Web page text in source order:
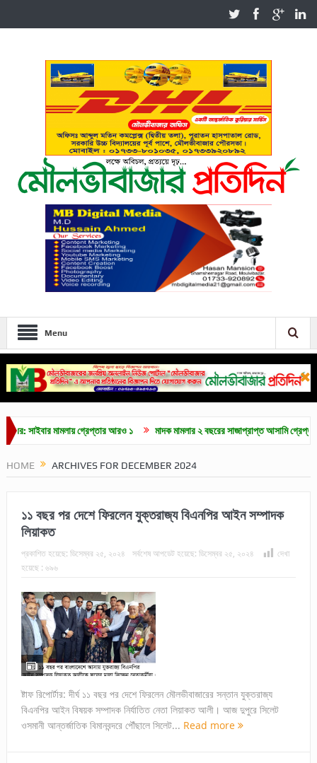
Menu
মামলায় গ্রেপ্তার আরও ১ মাদক মামলার ২ বছরের সাজাপ্রাপ্ত আসামি গ্রেপ্তার
HOME ARCHIVES FOR DECEMBER 2024
১১ বছর পর দেশে ফিরলেন যুক্তরাজ্য বিএনপির আইন সম্পাদক
লিয়াকত
প্রকাশিত হয়েছে: ডিসেম্বর ২৫, ২০২৪ সর্বশেষ আপডেট হয়েছে: ডিসেম্বর ২৫, ২০২৪
দেখা
হয়েছে : ৬৯৬
ষ্টাফ রিপোর্টার: দীর্ঘ ১১ বছর পর দেশে ফিরলেন মৌলভীবাজারের সন্তান যুক্তরাজ্য
বিএনপির আইন বিষয়ক সম্পাদক নির্যাতিত নেতা লিয়াকত আলী। আজ দুপুরে সিলেট
ওসমানী আন্তর্জাতিক বিমানবন্দরে পৌঁছালে সিলেট... Read more